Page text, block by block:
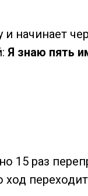
и начинает
Я знаю пять
15 раз
ход